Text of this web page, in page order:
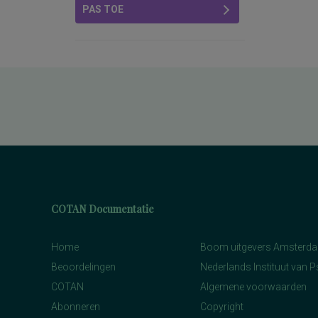
PAS TOE
COTAN Documentatie
Home
Beoordelingen
COTAN
Abonneren
Boom uitgevers
Nederlands Instituut van
Algemene voorwaarden
Copyright